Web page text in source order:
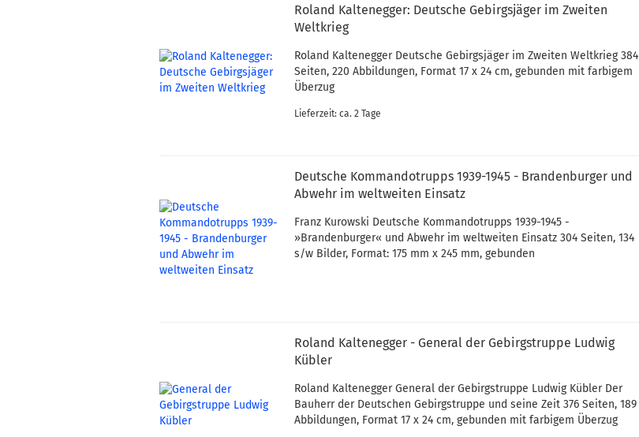
Roland Kaltenegger: Deutsche Gebirgsjäger im Zweiten
Weltkrieg
Roland Kaltenegger Deutsche Gebirgsjäger im Zweiten Weltkrieg 384
Seiten, 220 Abbildungen, Format 17 x 24 cm, gebunden mit farbigem
Überzug
Lieferzeit: ca. 2 Tage
Deutsche Kommandotrupps 1939-1945 - Brandenburger und
Abwehr im weltweiten Einsatz
Franz Kurowski Deutsche Kommandotrupps 1939-1945 -
»Brandenburger« und Abwehr im weltweiten Einsatz 304 Seiten, 134
s/w Bilder, Format: 175 mm x 245 mm, gebunden
Roland Kaltenegger - General der Gebirgstruppe Ludwig
Kübler
Roland Kaltenegger General der Gebirgstruppe Ludwig Kübler Der
Bauherr der Deutschen Gebirgstruppe und seine Zeit 376 Seiten, 189
Abbildungen, Format 17 x 24 cm, gebunden mit farbigem Überzug